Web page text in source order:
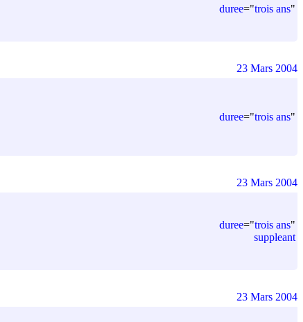
duree="trois ans"
duree="trois ans"
23 Mars 2004
duree="trois ans"
suppleant
23 Mars 2004
23 Mars 2004